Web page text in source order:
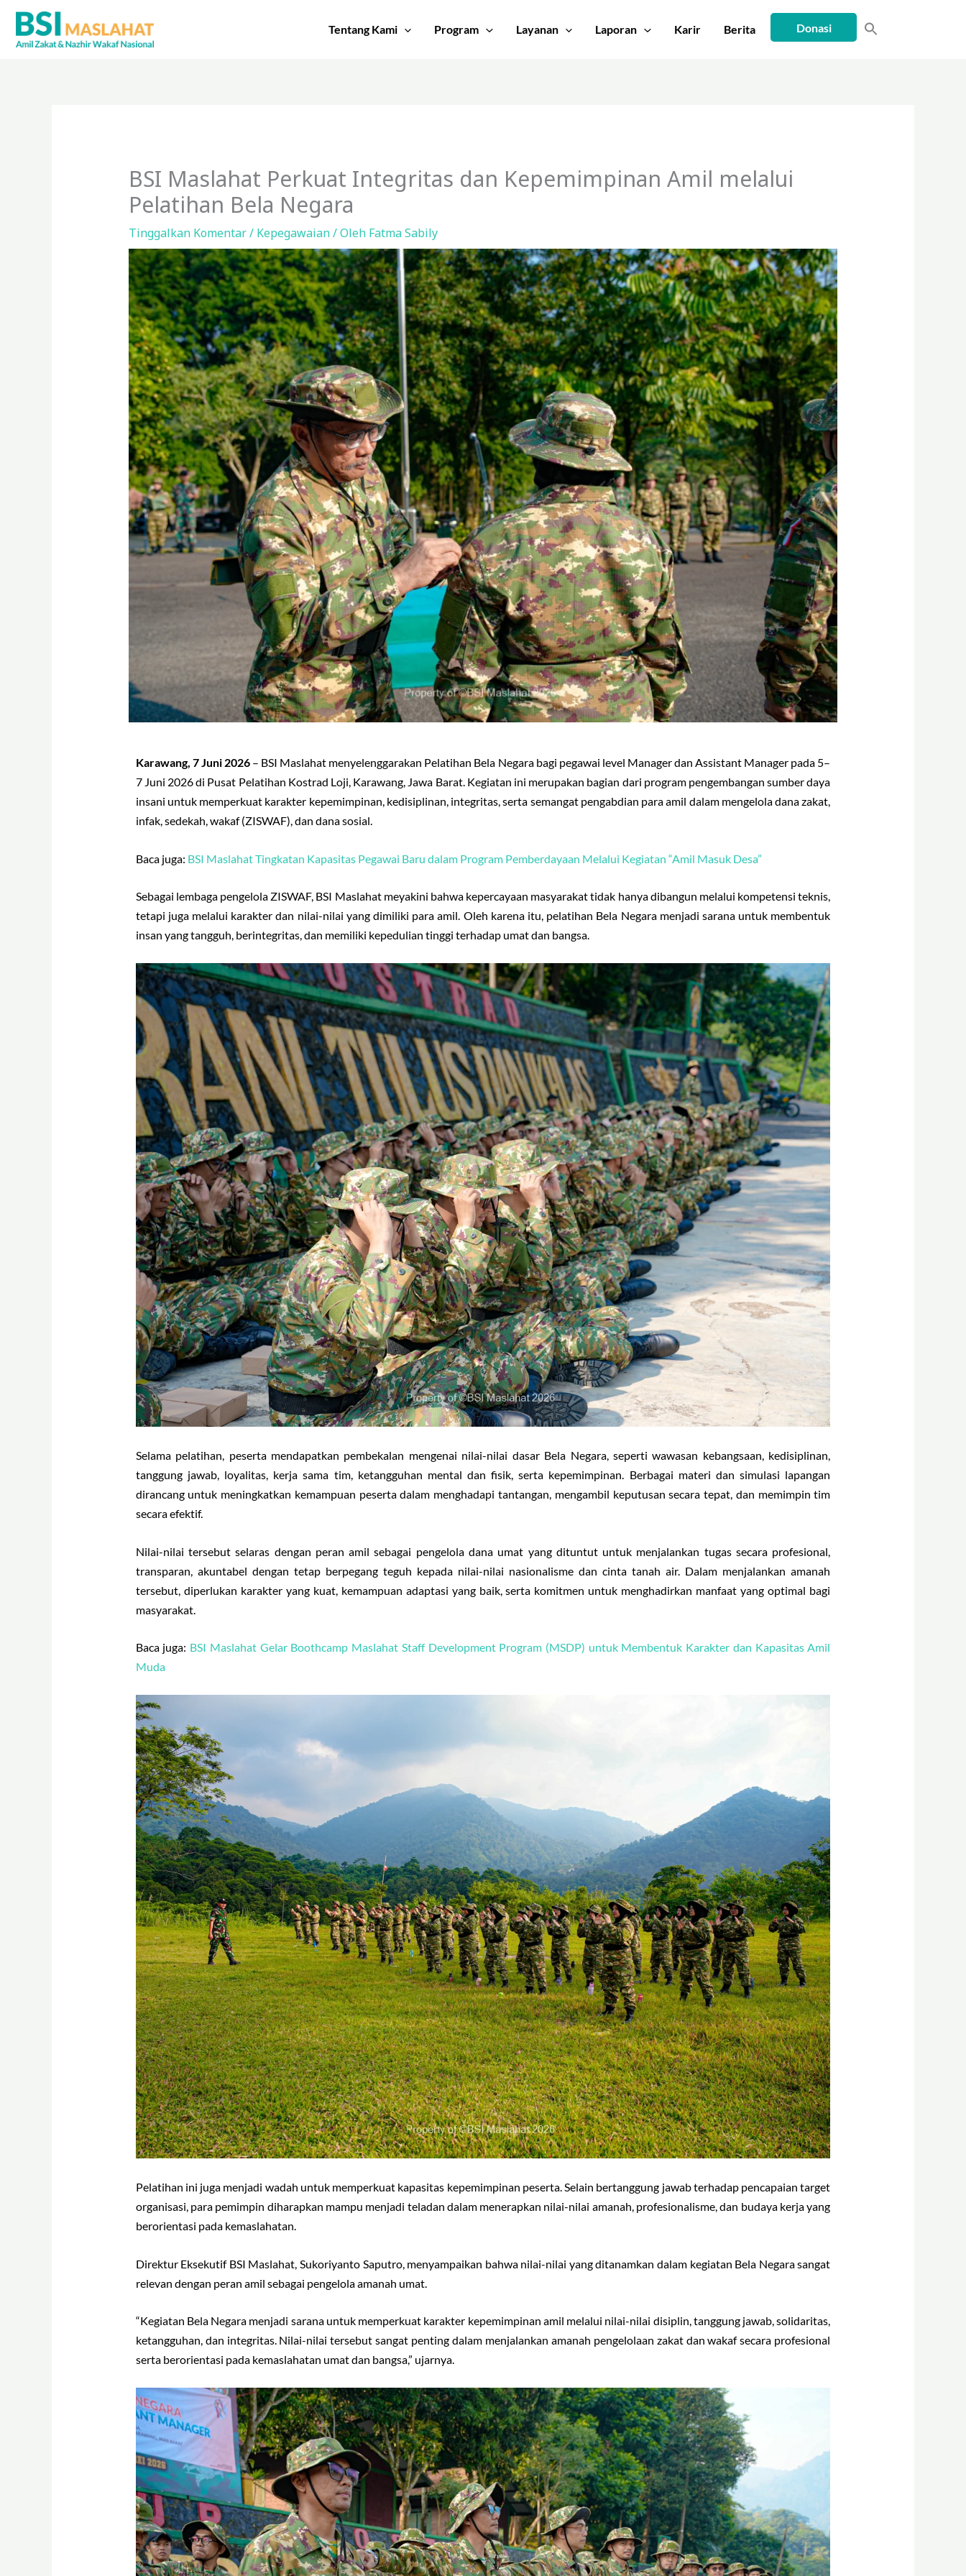
Lewati
konten
Tentang Kami Program Layanan Laporan Karir Berita Donasi
BSI Maslahat Perkuat Integritas dan Kepemimpinan Amil melalui
Pelatihan Bela Negara
Tinggalkan Komentar/ Kepegawaian/ Oleh Fatma Sabily
Karawang, 7 Juni 2026– BSI Maslahat menyelenggarakan Pelatihan Bela Negara bagi pegawai level Manager dan Assistant Manager pada 5–
7 Juni 2026 di Pusat Pelatihan Kostrad Loji, Karawang, Jawa Barat. Kegiatan ini merupakan bagian dari program pengembangan sumber daya
insani untuk memperkuat karakter kepemimpinan, kedisiplinan, integritas, serta semangat pengabdian para amil dalam mengelola dana zakat,
infak, sedekah, wakaf (ZISWAF), dan dana sosial.
Baca juga: BSI Maslahat Tingkatan Kapasitas Pegawai Baru dalam Program Pemberdayaan Melalui Kegiatan “Amil Masuk Desa”
Sebagai lembaga pengelola ZISWAF, BSI Maslahat meyakini bahwa kepercayaan masyarakat tidak hanya dibangun melalui kompetensi teknis,
tetapi juga melalui karakter dan nilai-nilai yang dimiliki para amil. Oleh karena itu, pelatihan Bela Negara menjadi sarana untuk membentuk
insan yang tangguh, berintegritas, dan memiliki kepedulian tinggi terhadap umat dan bangsa.
Selama pelatihan, peserta mendapatkan pembekalan mengenai nilai-nilai dasar Bela Negara, seperti wawasan kebangsaan, kedisiplinan,
tanggung jawab, loyalitas, kerja sama tim, ketangguhan mental dan fisik, serta kepemimpinan. Berbagai materi dan simulasi lapangan
dirancang untuk meningkatkan kemampuan peserta dalam menghadapi tantangan, mengambil keputusan secara tepat, dan memimpin tim
secara efektif.
Nilai-nilai tersebut selaras dengan peran amil sebagai pengelola dana umat yang dituntut untuk menjalankan tugas secara profesional,
transparan, akuntabel dengan tetap berpegang teguh kepada nilai-nilai nasionalisme dan cinta tanah air. Dalam menjalankan amanah
tersebut, diperlukan karakter yang kuat, kemampuan adaptasi yang baik, serta komitmen untuk menghadirkan manfaat yang optimal bagi
masyarakat.
Baca juga: BSI Maslahat Gelar Boothcamp Maslahat Staff Development Program (MSDP) untuk Membentuk Karakter dan Kapasitas Amil
Muda
Pelatihan ini juga menjadi wadah untuk memperkuat kapasitas kepemimpinan peserta. Selain bertanggung jawab terhadap pencapaian target
organisasi, para pemimpin diharapkan mampu menjadi teladan dalam menerapkan nilai-nilai amanah, profesionalisme, dan budaya kerja yang
berorientasi pada kemaslahatan.
Direktur Eksekutif BSI Maslahat, Sukoriyanto Saputro, menyampaikan bahwa nilai-nilai yang ditanamkan dalam kegiatan Bela Negara sangat
relevan dengan peran amil sebagai pengelola amanah umat.
“Kegiatan Bela Negara menjadi sarana untuk memperkuat karakter kepemimpinan amil melalui nilai-nilai disiplin, tanggung jawab, solidaritas,
ketangguhan, dan integritas. Nilai-nilai tersebut sangat penting dalam menjalankan amanah pengelolaan zakat dan wakaf secara profesional
serta berorientasi pada kemaslahatan umat dan bangsa,” ujarnya.